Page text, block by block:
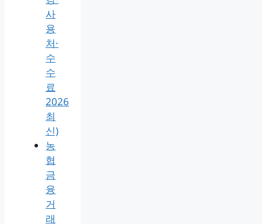
사
용
처·
수
수
료
2026
최
신)
농
협
금
융
거
래